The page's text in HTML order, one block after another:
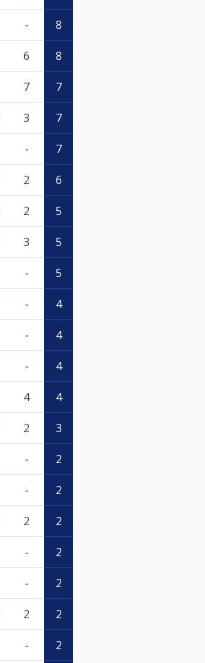
- 8
6 8
7 7
3 7
- 7
2 6
2 5
3 5
- 5
- 4
- 4
- 4
4 4
2 3
- 2
- 2
2 2
- 2
- 2
2 2
- 2